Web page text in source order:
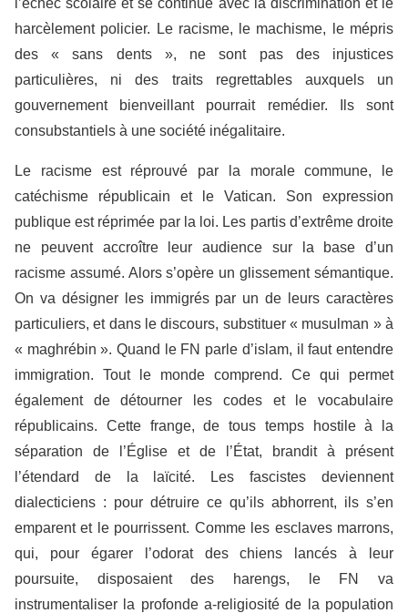
harcèlement policier. Le racisme, le machisme, le mépris
des « sans dents », ne sont pas des injustices
particulières, ni des traits regrettables auxquels un
gouvernement bienveillant pourrait remédier. Ils sont
consubstantiels à une société inégalitaire.
Le racisme est réprouvé par la morale commune, le
catéchisme républicain et le Vatican. Son expression
publique est réprimée par la loi. Les partis d’extrême droite
ne peuvent accroître leur audience sur la base d’un
racisme assumé. Alors s’opère un glissement sémantique.
On va désigner les immigrés par un de leurs caractères
particuliers, et dans le discours, substituer « musulman » à
« maghrébin ». Quand le FN parle d’islam, il faut entendre
immigration. Tout le monde comprend. Ce qui permet
également de détourner les codes et le vocabulaire
républicains. Cette frange, de tous temps hostile à la
séparation de l’Église et de l’État, brandit à présent
l’étendard de la laïcité. Les fascistes deviennent
dialecticiens : pour détruire ce qu’ils abhorrent, ils s’en
emparent et le pourrissent. Comme les esclaves marrons,
qui, pour égarer l’odorat des chiens lancés à leur
poursuite, disposaient des harengs, le FN va
instrumentaliser la profonde a-religiosité de la population